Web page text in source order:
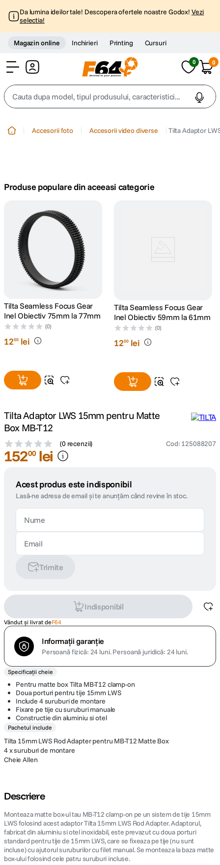
Da lumina ideilor tale! Descopera ofertele noastre Godox! Vezi
selectia!
Magazin online Inchirieri Printing Cursuri
0 0
Cauta dupa model, tipul produsului, caracteristici...
trepied telefon
4. peak design
canon sx740 hs
6
card memorie
8. ulanzi
insta 360
Accesorii foto Accesorii video diverse Tilta Adaptor
Produse populare din aceeasi categorie
Tilta Seamless Focus Gear
Inel Obiectiv 75mm la 77mm
(0)
1200 lei
Tilta Seamless Focus Gear
Inel Obiectiv 59mm la 61mm
(0)
1200 lei
Tilta Adaptor LWS 15mm pentru Matte
Box MB-T12
(0 recenzii) Cod: 125088207
15200 lei
Acest produs este indisponibil
Lasă-ne adresa de email și te anunțăm când revine în stoc.
Trimite
Indisponibil
Vândut și livrat deF64
Informații garanție
Persoană fizică: 24 luni.Persoană juridică: 24 luni.
Specificații cheie
Pentru matte box Tilta MB-T12 clamp-on
Doua porturi pentru tije 15mm LWS
Include 4 suruburi de montare
Fixare pe tije cu suruburi manuale
Constructie din aluminiu si otel
Pachetul include
Tilta 15mm LWS Rod Adapter pentru MB-T12 Matte Box
4 x suruburi de montare
Cheie Allen
Descriere
Monteaza matte box-ul tau MB-T12 clamp-on pe un sistem de tije 15mm
LWS folosind acest adaptor Tilta 15mm LWS Rod Adapter. Adaptorul,
fabricat din aluminiu si otel inoxidabil, este prevazut cu doua porturi
standard pentru tije de 15mm LWS, care se fixeaza pe tije (nu sunt
incluse) cu ajutorul suruburilor cu filet manual. Se monteaza la baza matte
box-ului folosind cele patru suruburi incluse.